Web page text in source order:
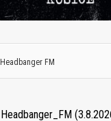
Headbanger FM
Headbanger_FM